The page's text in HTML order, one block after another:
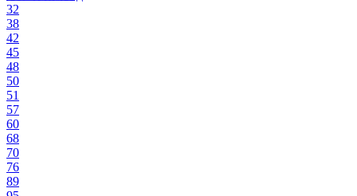
32
38
42
45
48
50
51
57
60
68
70
76
89